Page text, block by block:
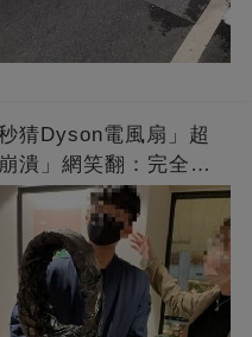
猜Dyson電風扇」超
潰」網笑翻：完全想